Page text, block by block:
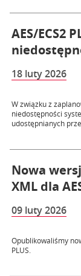
AES/ECS2
18 luty 2026
W związku z
niedostępności
udostępnianych
Nowa
XML dla
09 luty 2026
Opublikowaliśmy
PLUS.